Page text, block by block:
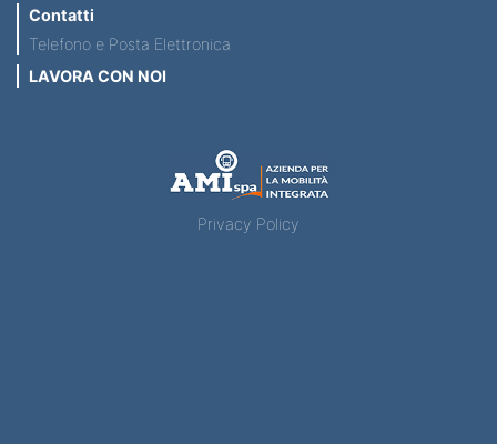
Contatti
Telefono e Posta Elettronica
LAVORA CON NOI
Privacy Policy